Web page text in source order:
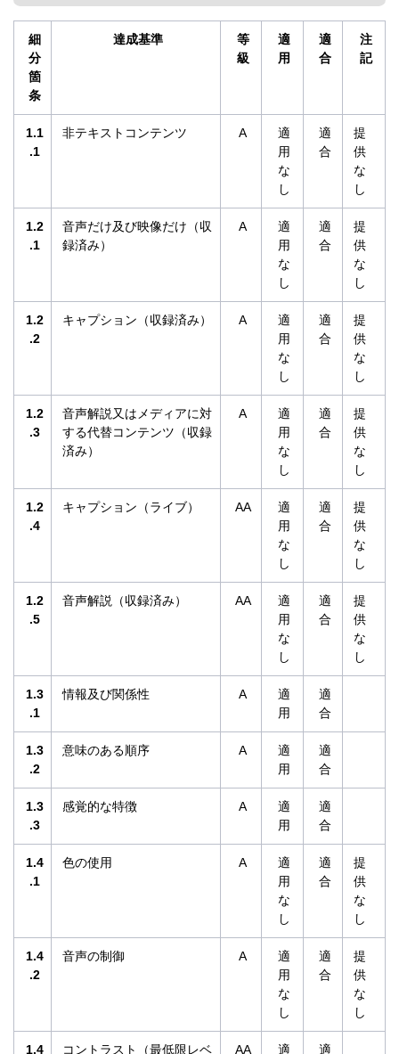
細
分
箇
条
達成基準
等
級
適
用
適
合
注
記
1.1
.1
非テキストコンテンツ A
適
用
な
し
適
合
提
供
な
し
1.2
.1
音声だけ及び映像だけ（収
録済み）
A
適
用
な
し
適
合
提
供
な
し
1.2
.2
キャプション（収録済み） A
適
用
な
し
適
合
提
供
な
し
1.2
.3
音声解説又はメディアに対
する代替コンテンツ（収録
済み）
A
適
用
な
し
適
合
提
供
な
し
1.2
.4
キャプション（ライブ） AA
適
用
な
し
適
合
提
供
な
し
1.2
.5
音声解説（収録済み） AA
適
用
な
し
適
合
提
供
な
し
1.3
.1
情報及び関係性 A
適
用
適
合
1.3
.2
意味のある順序 A
適
用
適
合
1.3
.3
感覚的な特徴 A
適
用
適
合
1.4
.1
色の使用 A
適
用
な
し
適
合
提
供
な
し
1.4
.2
音声の制御 A
適
用
な
し
適
合
提
供
な
し
1.4 コントラスト（最低限レベ AA 適 適